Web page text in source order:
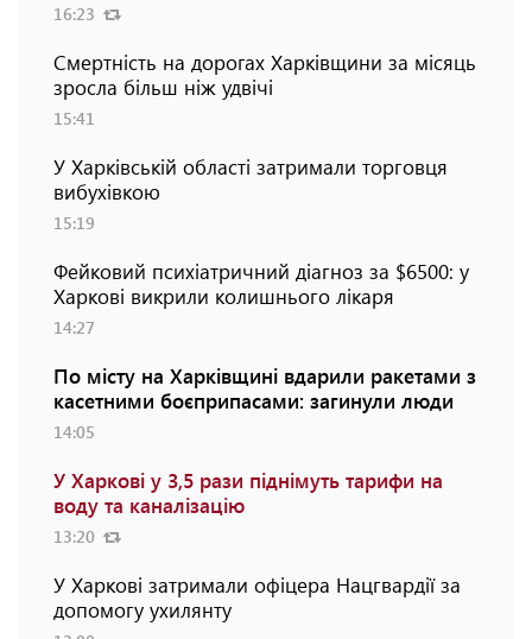
16:23
Смертність на дорогах Харківщини за місяць
зросла більш ніж удвічі
15:41
У Харківській області затримали торговця
вибухівкою
15:19
Фейковий психіатричний діагноз за $6500: у
Харкові викрили колишнього лікаря
14:27
По місту на Харківщині вдарили ракетами з
касетними боєприпасами: загинули люди
14:05
У Харкові у 3,5 рази піднімуть тарифи на
воду та каналізацію
13:20
У Харкові затримали офіцера Нацгвардії за
допомогу ухилянту